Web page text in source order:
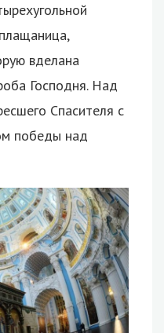
вделана
Господня. Над
Спасителя с
победы над